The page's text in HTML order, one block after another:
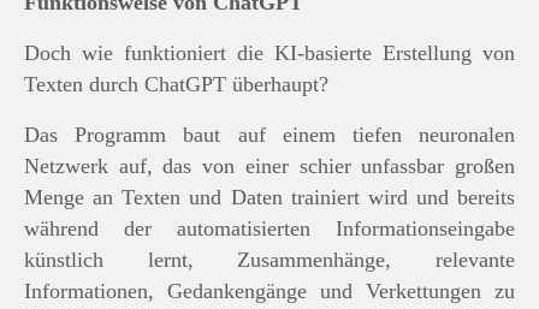
Doch wie funktioniert die KI-basierte Erstellung von
Texten durch ChatGPT überhaupt?
Das Programm baut auf einem tiefen neuronalen
Netzwerk auf, das von einer schier unfassbar großen
Menge an Texten und Daten trainiert wird und bereits
während der automatisierten Informationseingabe
künstlich lernt, Zusammenhänge, relevante
Informationen, Gedankengänge und Verkettungen zu